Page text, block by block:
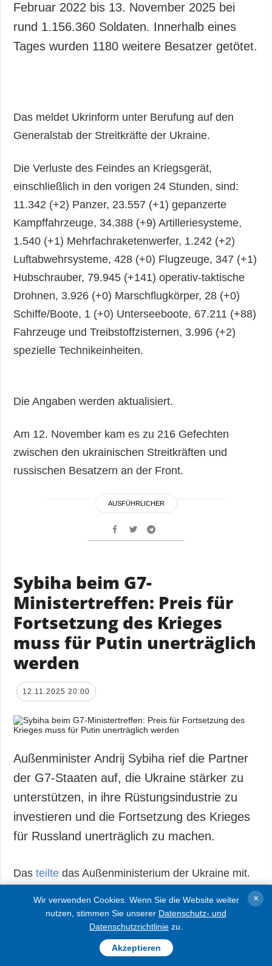
Februar 2022 bis 13. November 2025 bei
rund 1.156.360 Soldaten. Innerhalb eines
Tages wurden 1180 weitere Besatzer getötet.
Das meldet Ukrinform unter Berufung auf den
Generalstab der Streitkräfte der Ukraine.
Die Verluste des Feindes an Kriegsgerät,
einschließlich in den vorigen 24 Stunden, sind:
11.342 (+2) Panzer, 23.557 (+1) gepanzerte
Kampffahrzeuge, 34.388 (+9) Artilleriesysteme,
1.540 (+1) Mehrfachraketenwerfer, 1.242 (+2)
Luftabwehrsysteme, 428 (+0) Flugzeuge, 347 (+1)
Hubschrauber, 79.945 (+141) operativ-taktische
Drohnen, 3.926 (+0) Marschflugkörper, 28 (+0)
Schiffe/Boote, 1 (+0) Unterseeboote, 67.211 (+88)
Fahrzeuge und Treibstoffzisternen, 3.996 (+2)
spezielle Technikeinheiten.
Die Angaben werden aktualisiert.
Am 12. November kam es zu 216 Gefechten
zwischen den ukrainischen Streitkräften und
russischen Besatzern an der Front.
AUSFÜHRLICHER
Sybiha beim G7-
Ministertreffen: Preis für
Fortsetzung des Krieges
muss für Putin unerträglich
werden
12.11.2025 20:00
Außenminister Andrij Sybiha rief die Partner
der G7-Staaten auf, die Ukraine stärker zu
unterstützen, in ihre Rüstungsindustrie zu
investieren und die Fortsetzung des Krieges
für Russland unerträglich zu machen.
Dasteilte das Außenministerium der Ukraine mit.
Der Außenminister betonte, dass Russland den
Frieden weiterhin ablehne und den Terror
verstärke. Laut dem ukrainischen Diplomaten
Wir verwenden Cookies. Wenn Sie die Website weiter
nutzen, stimmen Sie unserer Datenschutz- und
Datenschutzrichtlinie zu.
Akzeptieren
×